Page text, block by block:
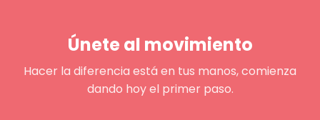
Únete al movimiento
Hacer la diferencia está en tus manos, comienza
dando hoy el primer paso.